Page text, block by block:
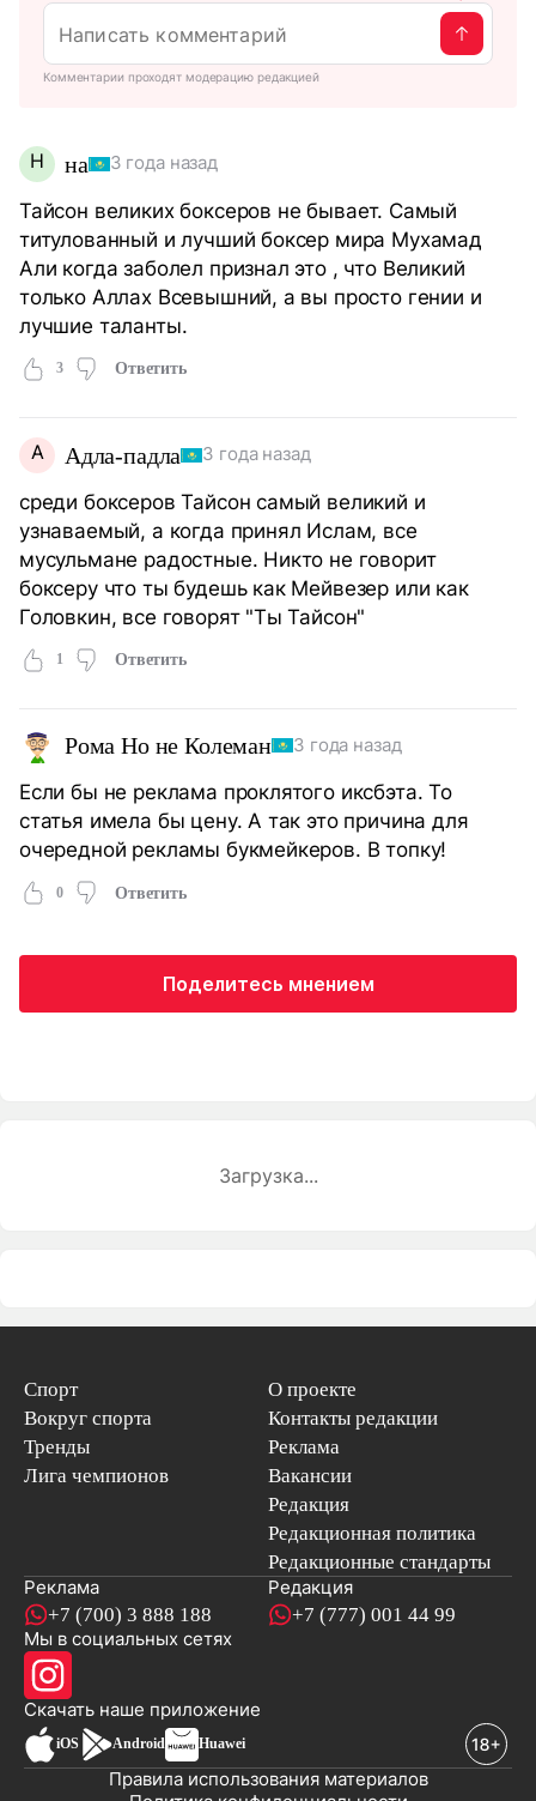
Комментарии проходят модерацию редакцией
Н на 3 года назад
Тайсон великих боксеров не бывает. Самый
титулованный и лучший боксер мира Мухамад
Али когда заболел признал это , что Великий
только Аллах Всевышний, а вы просто гении и
лучшие таланты.
3 Ответить
А Адла-падла 3 года назад
среди боксеров Тайсон самый великий и
узнаваемый, а когда принял Ислам, все
мусульмане радостные. Никто не говорит
боксеру что ты будешь как Мейвезер или как
Головкин, все говорят "Ты Тайсон"
1 Ответить
Рома Но не Колеман 3 года назад
Если бы не реклама проклятого иксбэта. То
статья имела бы цену. А так это причина для
очередной рекламы букмейкеров. В топку!
0 Ответить
Поделитесь мнением
Загрузка...
Спорт
Вокруг спорта
Тренды
Лига чемпионов
О проекте
Контакты редакции
Реклама
Вакансии
Редакция
Редакционная политика
Редакционные стандарты
Реклама
+7 (700) 3 888 188
Редакция
+7 (777) 001 44 99
Мы в социальных сетях
Скачать наше приложениеновостей
iOS Android Huawei
Правила использования материалов